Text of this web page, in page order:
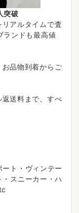
突破
アルタイムで査
ランドも最高値
品物到着からご
送料まで、すべ
ト・ヴィンテー
スニーカー・ハ